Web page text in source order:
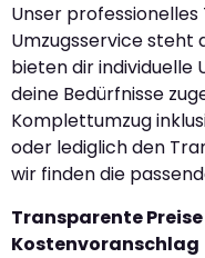
Unser
Umzugsservice steht
bieten dir individuelle
deine Bedürfnisse
Komplettumzug
oder lediglich den
wir finden die
Transparente
Kostenvoranschlag